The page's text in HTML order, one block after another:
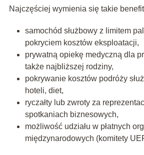
Najczęściej wymienia się takie
samochód służbowy z limitem
pokryciem kosztów eksploatacji,
prywatną opiekę medyczną dla
także najbliższej rodziny,
pokrywanie kosztów podróży
hoteli, diet,
ryczałty lub zwroty za
spotkaniach biznesowych,
możliwość udziału w płatnych
międzynarodowych (komitety